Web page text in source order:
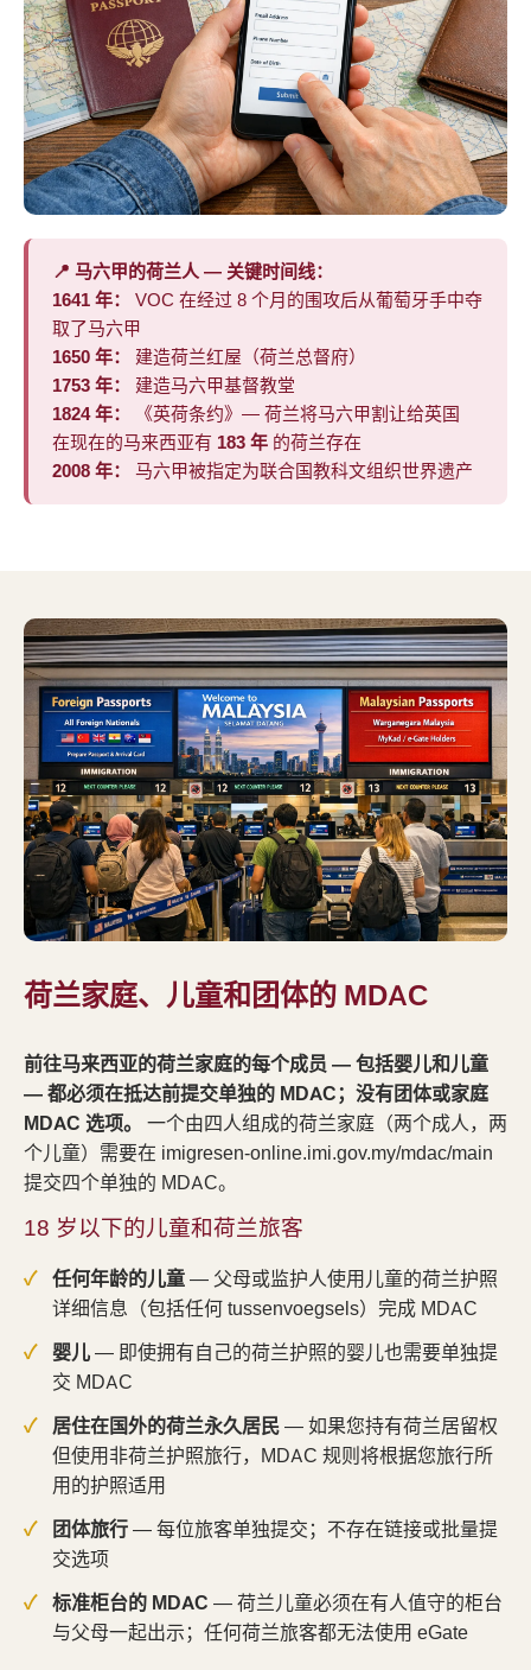
📍 马六甲的荷兰人 — 关键时间线：
1641 年：
VOC 在经过 8 个月的围攻后从葡萄牙手中夺
取了马六甲
1650 年：
建造荷兰红屋（荷兰总督府）
1753 年：
建造马六甲基督教堂
1824 年：
《英荷条约》— 荷兰将马六甲割让给英国
在现在的马来西亚有 183 年 的荷兰存在
2008 年：
马六甲被指定为联合国教科文组织世界遗产
荷兰家庭、儿童和团体的 MDAC
前往马来西亚的荷兰家庭的每个成员 — 包括婴儿和儿童
— 都必须在抵达前提交单独的 MDAC；没有团体或家庭
MDAC 选项。
一个由四人组成的荷兰家庭（两个成人，两
个儿童）需要在 imigresen-online.imi.gov.my/mdac/main
提交四个单独的 MDAC。
18 岁以下的儿童和荷兰旅客
任何年龄的儿童— 父母或监护人使用儿童的荷兰护照
详细信息（包括任何 tussenvoegsels）完成 MDAC
婴儿— 即使拥有自己的荷兰护照的婴儿也需要单独提
交 MDAC
居住在国外的荷兰永久居民— 如果您持有荷兰居留权
但使用非荷兰护照旅行，MDAC 规则将根据您旅行所
用的护照适用
团体旅行— 每位旅客单独提交；不存在链接或批量提
交选项
标准柜台的 MDAC — 荷兰儿童必须在有人值守的柜台
与父母一起出示；任何荷兰旅客都无法使用 eGate